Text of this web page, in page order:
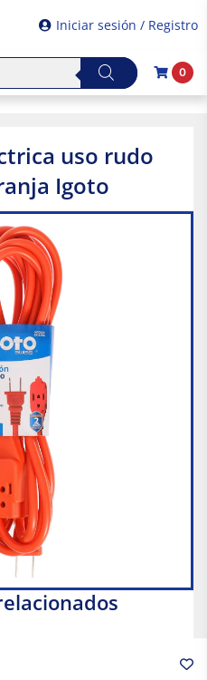
Iniciar sesión / Registro
0
uso rudo
Igoto